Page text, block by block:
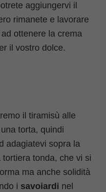
il tiramisù alle
torta, quindi
adagiatevi sopra la
tonda, che vi si
ma anche solidità
i savoiardi nel